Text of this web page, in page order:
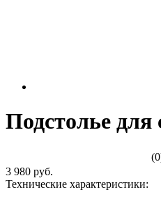
Подстолье для
3 980 руб.
Технические характеристики: